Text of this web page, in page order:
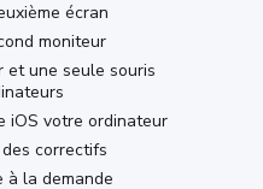
tablet features,
Desktop app
écran
moniteur
et une seule souris
iOS votre ordinateur
correctifs
à la demande